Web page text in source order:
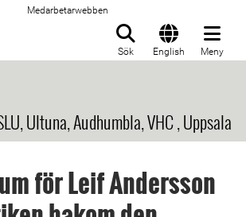
Medarbetarwebben
Sök English Meny
Ultuna, Audhumbla, VHC , Uppsala
för Leif Andersson